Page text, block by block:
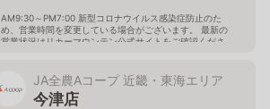
AM9:30～PM7:00 新型コロナウイルス感染症防止のた
め、営業時間を変更している場合がございます。 最新の
営業状況はリカーマウンテン公式サイトをご確認くださ
JA全農Aコープ 近畿・東海エリア
今津店